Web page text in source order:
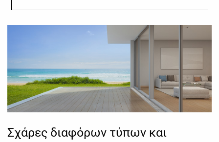
Σχάρες διαφόρων τύπων και